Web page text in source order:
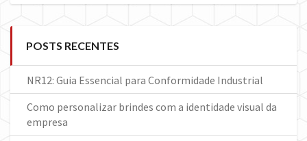
POSTS RECENTES
NR12: Guia Essencial para Conformidade Industrial
Como personalizar brindes com a identidade visual da
empresa